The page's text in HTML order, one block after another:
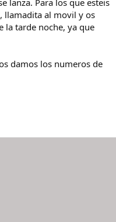
llamadita al movil y os
la tarde noche, ya que
damos los numeros de